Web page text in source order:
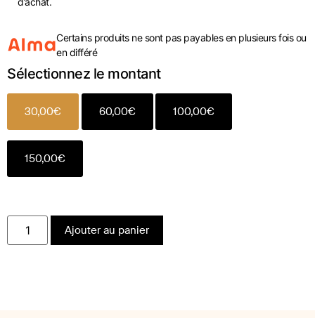
Certains produits ne sont pas payables en plusieurs fois ou
en différé
Sélectionnez le montant
30,00€ 60,00€ 100,00€
150,00€
Ajouter au panier